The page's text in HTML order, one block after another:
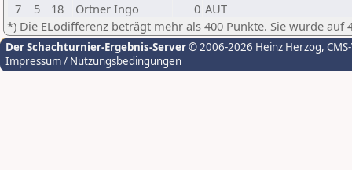
7
5 18 Ortner Ingo 0 AUT
*) Die ELodifferenz beträgt mehr als 400 Punkte. Sie wurde auf
Der Schachturnier-Ergebnis-Server© 2006-2026 Heinz Herzog,
Impressum / Nutzungsbedingungen